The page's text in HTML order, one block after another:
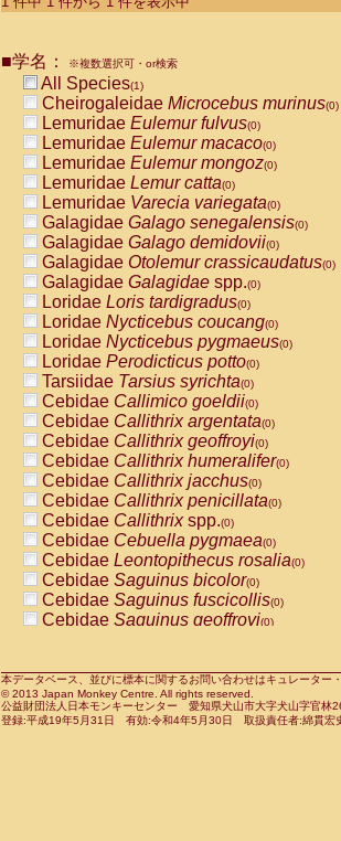
CebidaeCebus nigrivittatus
CebidaeCebus
CebidaeSaimiri boliviensis(0)
CebidaeSaimiri sciureus(0)
AtelidaeAlouatta caraya(0)
AtelidaeAlouatta fusca(0)
AtelidaeAlouatta seniculus
AtelidaeAlouattaspp.(0)
AtelidaeAteles belzebuth(0)
AtelidaeAteles geoffroyi(0)
AtelidaeAteles paniscus(0)
AtelidaeAtelesspp.(0)
Atelidae Lagothrix lagothricha
AtelidaeLagothrix lagothricha cana
PitheciidaeCacajao calvus
PitheciidaeCallicebus cupreus
PitheciidaeCallicebus donacophilus
PitheciidaeCallicebus moloch
PitheciidaeCallicebus torquatus
PitheciidaeCallicebusspp.(0)
PitheciidaeChiropotes satanas(0)
PitheciidaePithecia monachus
PitheciidaePithecia pithecia(0)
CercopithecidaeCercocebus agilis
CercopithecidaeCercocebus
CercopithecidaeCercocebus
CercopithecidaeCercocebus
CercopithecidaeCercocebus
CercopithecidaeCercocebushybrid
CercopithecidaePapio anubis(0)
CercopithecidaePapio cynocephalus
CercopithecidaePapio hamadryas(0)
■学名： ※複数選択可・or検索
All Species(1)
Cheirogaleidae Microcebus murinus(0)
Lemuridae Eulemur fulvus(0)
Lemuridae Eulemur macaco(0)
Lemuridae Eulemur mongoz(0)
Lemuridae Lemur catta(0)
Lemuridae Varecia variegata(0)
Galagidae Galago senegalensis(0)
Galagidae Galago demidovii(0)
Galagidae Otolemur crassicaudatus(0)
Galagidae Galagidae spp.(0)
Loridae Loris tardigradus(0)
Loridae Nycticebus coucang(0)
Loridae Nycticebus pygmaeus(0)
Loridae Perodicticus potto(0)
Tarsiidae Tarsius syrichta(0)
Cebidae Callimico goeldii(0)
Cebidae Callithrix argentata(0)
Cebidae Callithrix geoffroyi(0)
Cebidae Callithrix humeralifer(0)
Cebidae Callithrix jacchus(0)
Cebidae Callithrix penicillata(0)
Cebidae Callithrixspp.(0)
Cebidae Cebuella pygmaea(0)
Cebidae Leontopithecus rosalia(0)
Cebidae Saguinus bicolor(0)
Cebidae Saguinus fuscicollis(0)
Cebidae Saguinus geoffroyi(0)
CebidaeSaguinus leucopus(0)
CebidaeSaguinus midas(0)
Cebidae Saguinus mystax(0)
本データベース、並びに標本に関するお問い合わせはキュレータ
© 2013 Japan Monkey Centre. All rights reserved.
公益財団法人日本モンキーセンター 愛知県犬山市大字犬山字官
登録:平成19年5月31日 有効:令和4年5月30日 取扱責任者:綿貫宏